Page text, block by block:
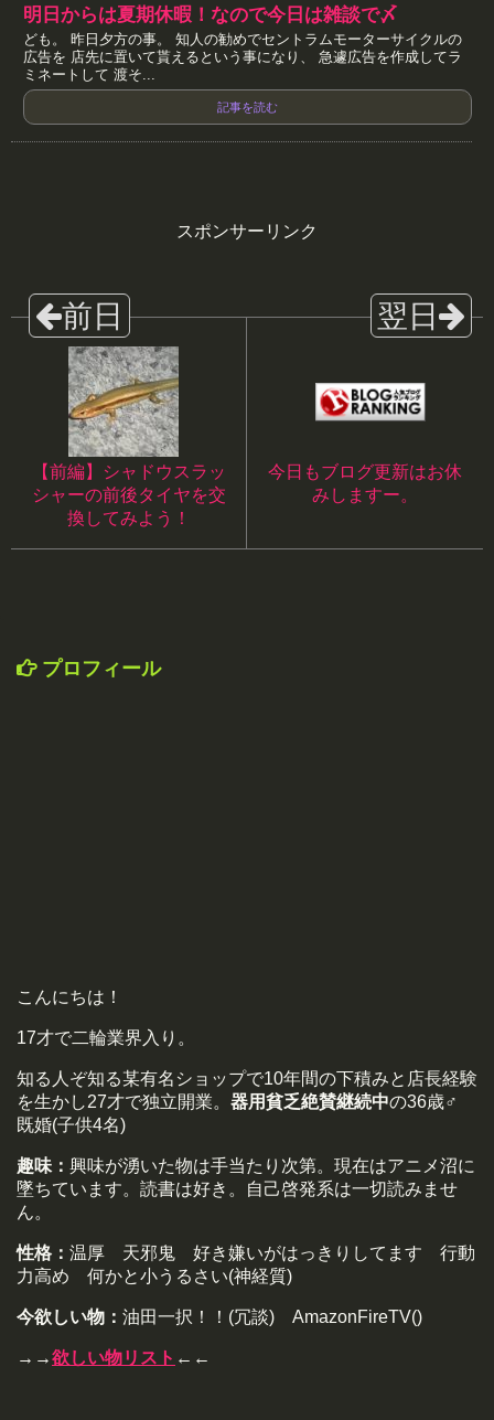
明日からは夏期休暇！なので今日は雑談で〆
ども。 昨日夕方の事。 知人の勧めでセントラムモーターサイクルの
広告を 店先に置いて貰えるという事になり、 急遽広告を作成してラ
ミネートして 渡そ...
記事を読む
スポンサーリンク
【前編】シャドウスラッ
シャーの前後タイヤを交
換してみよう！
今日もブログ更新はお休
みしますー。
プロフィール
こんにちは！
17才で二輪業界入り。
知る人ぞ知る某有名ショップで10年間の下積みと店長経験
を生かし27才で独立開業。 器用貧乏絶賛継続中の36歳♂
既婚(子供4名)
趣味： 興味が湧いた物は手当たり次第。現在はアニメ沼に
墜ちています。読書は好き。自己啓発系は一切読みませ
ん。
性格： 温厚 天邪鬼 好き嫌いがはっきりしてます 行動
力高め 何かと小うるさい(神経質)
今欲しい物： 油田一択！！(冗談) AmazonFireTV()
→→欲しい物リスト ←←